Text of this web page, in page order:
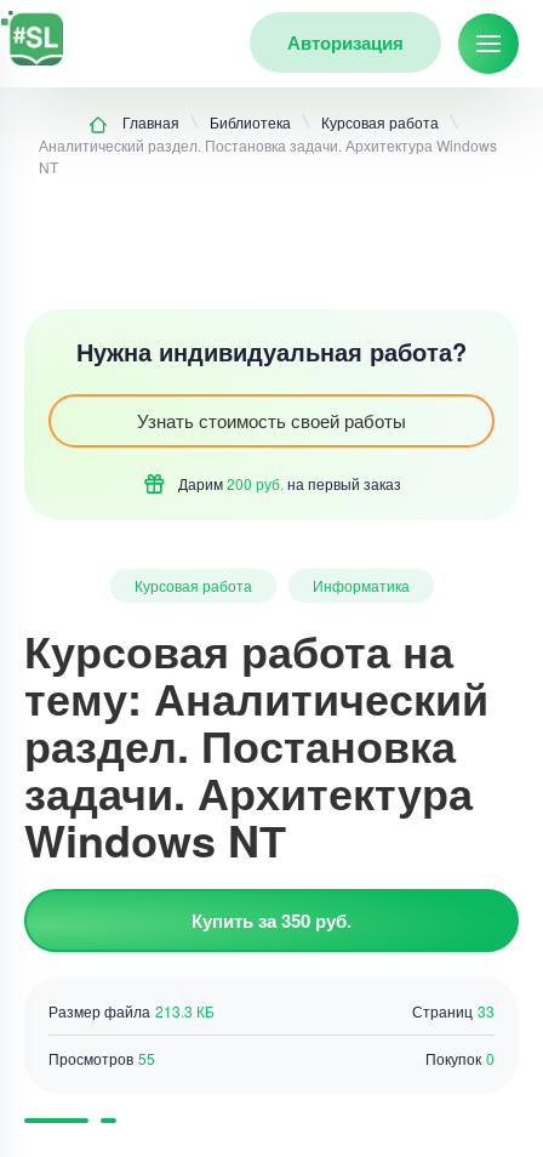
Авторизация
Главная Библиотека
Курсовая работа
Аналитический раздел. Постановка задачи. Архитектура Windоws
NТ
Нужна индивидуальная работа?
Узнать стоимость своей работы
Дарим200 руб. на первый заказ
Курсовая работа Информатика
Курсовая работа на
тему: Аналитический
раздел. Постановка
задачи. Архитектура
Windоws NТ
Купить за 350 руб.
Страниц 33
Размер файла 213.3 КБ
Просмотров 55 Покупок 0